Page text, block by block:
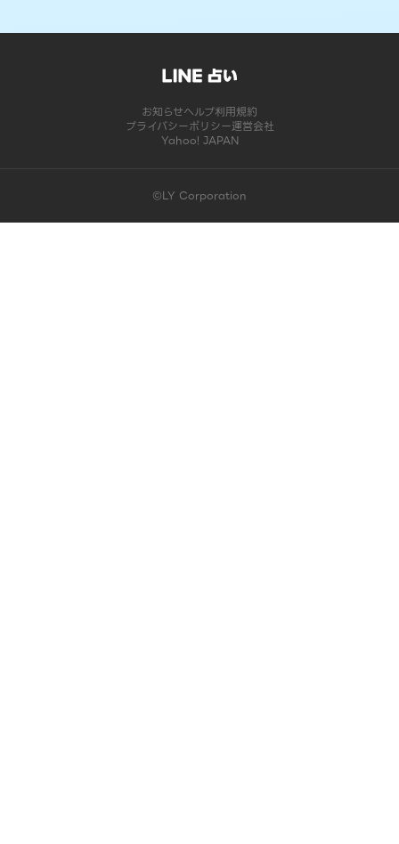
お知らせヘルプ利用規約
プライバシーポリシー運営会社
Yahoo! JAPAN
©LY Corporation
このコンテンツは掲載が終了しました | LINE占い